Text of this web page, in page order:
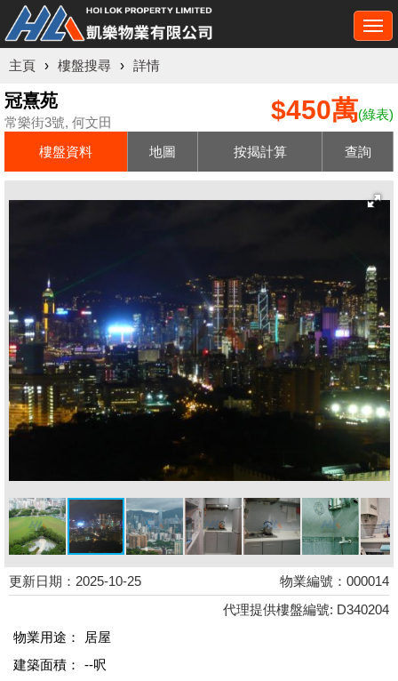
主頁 › 樓盤搜尋 › 詳情
冠熹苑
常樂街3號, 何文田 $450萬(綠表)
樓盤資料 地圖 按揭計算 查詢
更新日期：2025-10-25
物業編號：000014
代理提供樓盤編號: D340204
物業用途：
居屋
建築面積：
--呎